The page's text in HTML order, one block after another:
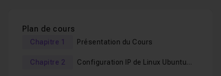
Installer et Configurer un Serveur Web sous Linux
Plan de cours
Chapitre 1 Présentation du Cours
Chapitre 2
Configuration IP de Linux Ubuntu